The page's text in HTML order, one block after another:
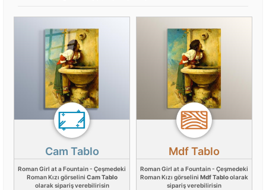
Cam Tablo
Roman Girl at a Fountain - Çeşmedeki
Roman Kızı görselini Cam Tablo
olarak sipariş verebilirisin
Mdf Tablo
Roman Girl at a Fountain - Çeşmedeki
Roman Kızı görselini Mdf Tabloolarak
sipariş verebilirisin